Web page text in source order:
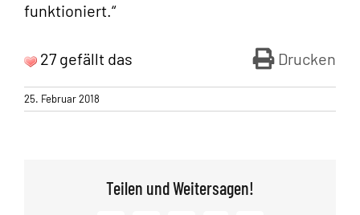
funktioniert.“
Drucken
27 gefällt das
25. Februar 2018
Teilen und Weitersagen!